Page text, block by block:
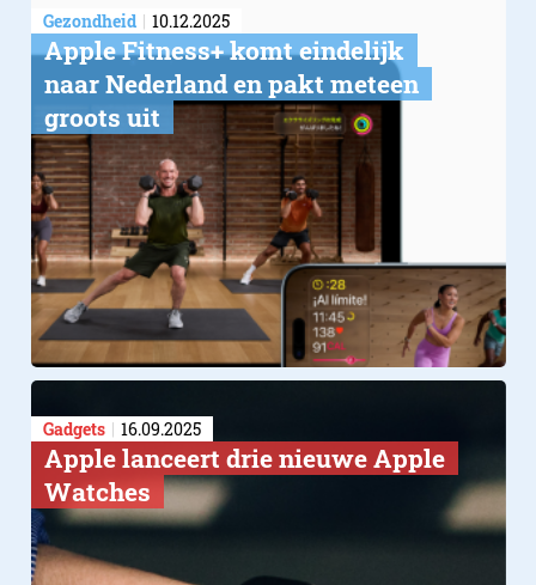
Gezondheid 10.12.2025
Apple Fitness+ komt eindelijk
naar Nederland en pakt meteen
groots uit
Gadgets 16.09.2025
Apple lanceert drie nieuwe Apple
Watches